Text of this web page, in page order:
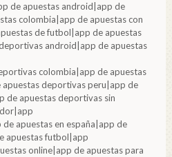
de apuestas android|app de
colombia|app de apuestas con
de futbol|app de apuestas
android|app de apuestas
colombia|app de apuestas
deportivas peru|app de
de apuestas deportivas sin
apuestas en españa|app de
apuestas futbol|app
online|app de apuestas para